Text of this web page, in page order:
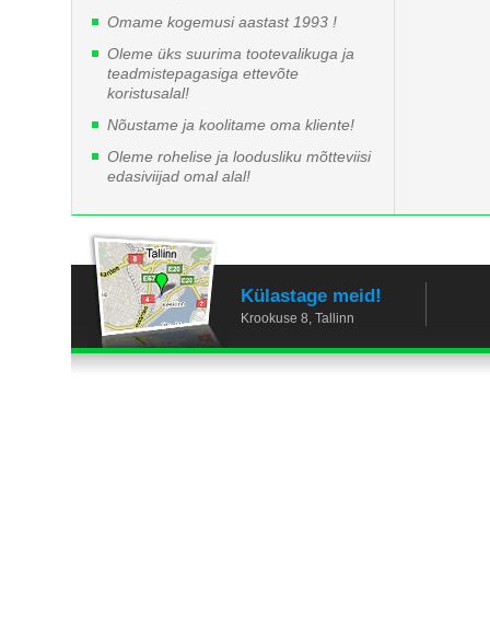
Omame kogemusi aastast 1993 !
Oleme üks suurima tootevalikuga ja
teadmistepagasiga ettevõte
koristusalal!
Nõustame ja koolitame oma kliente!
Oleme rohelise ja loodusliku mõtteviisi
edasiviijad omal alal!
Külastage meid!
Krookuse 8, Tallinn